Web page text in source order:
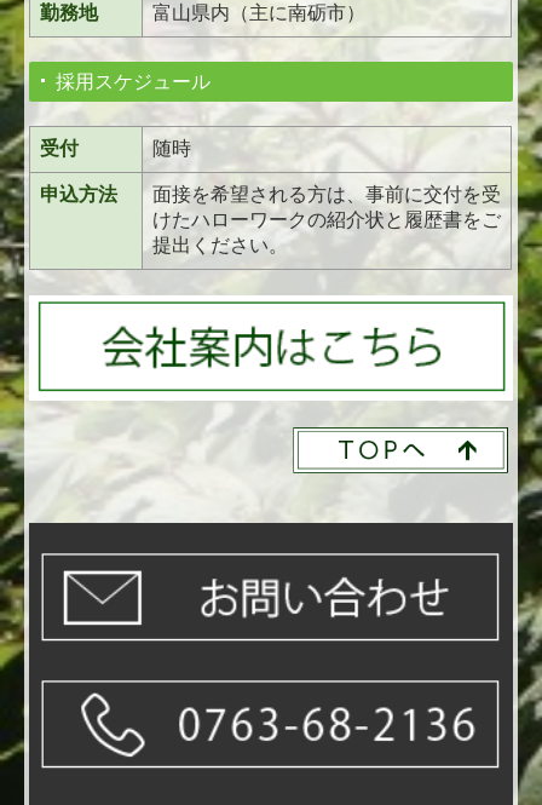
勤務地 富山県内（主に南砺市）
採用スケジュール
受付 随時
申込方法
面接を希望される方は、事前に交付を受
けたハローワークの紹介状と履歴書をご
提出ください。